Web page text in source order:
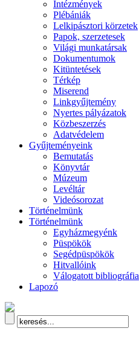
Intézmények
Plébániák
Lelkipásztori körzetek
Papok, szerzetesek
Világi munkatársak
Dokumentumok
Kitüntetések
Térkép
Miserend
Linkgyűjtemény
Nyertes pályázatok
Közbeszerzés
Adatvédelem
Gyűjteményeink
Bemutatás
Könyvtár
Múzeum
Levéltár
Videósorozat
Történelmünk
Történelmünk
Egyházmegyénk
Püspökök
Segédpüspökök
Hitvallóink
Válogatott bibliográfia
Lapozó